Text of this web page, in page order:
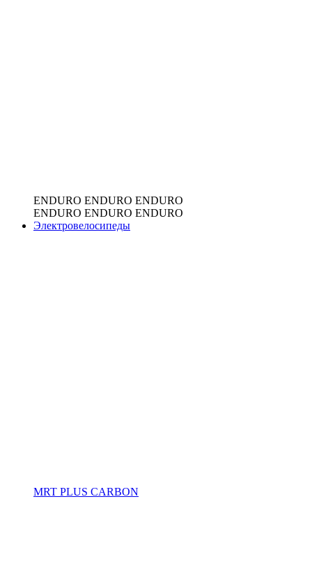
ENDURO ENDURO ENDURO
ENDURO ENDURO ENDURO
Электровелосипеды
MRT PLUS CARBON